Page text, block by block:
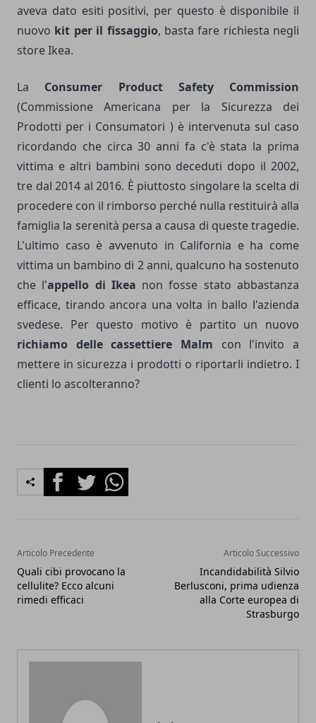
aveva dato esiti positivi, per questo è disponibile il
nuovo kit per il fissaggio, basta fare richiesta negli
store Ikea.
La Consumer Product Safety Commission
(Commissione Americana per la Sicurezza dei
Prodotti per i Consumatori ) è intervenuta sul caso
ricordando che circa 30 anni fa c'è stata la prima
vittima e altri bambini sono deceduti dopo il 2002,
tre dal 2014 al 2016. È piuttosto singolare la scelta di
procedere con il rimborso perché nulla restituirà alla
famiglia la serenità persa a causa di queste tragedie.
L'ultimo caso è avvenuto in California e ha come
vittima un bambino di 2 anni, qualcuno ha sostenuto
che l'appello di Ikea non fosse stato abbastanza
efficace, tirando ancora una volta in ballo l'azienda
svedese. Per questo motivo è partito un nuovo
richiamo delle cassettiere Malm con l'invito a
mettere in sicurezza i prodotti o riportarli indietro. I
clienti lo ascolteranno?
FacebookTwitterWhatsapp
Articolo Precedente
Quali cibi provocano la
cellulite? Ecco alcuni
rimedi efficaci
Articolo Successivo
Incandidabilità Silvio
Berlusconi, prima udienza
alla Corte europea di
Strasburgo